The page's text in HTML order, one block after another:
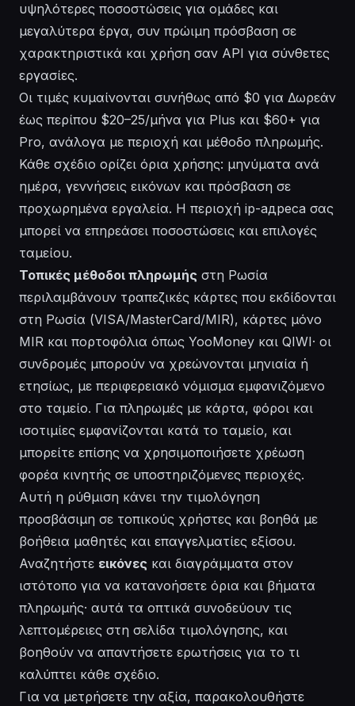
υψηλότερες ποσοστώσεις για ομάδες και
μεγαλύτερα έργα, συν πρώιμη πρόσβαση σε
χαρακτηριστικά και χρήση σαν API για σύνθετες
εργασίες.
Οι τιμές κυμαίνονται συνήθως από $0 για Δωρεάν
έως περίπου $20–25/μήνα για Plus και $60+ για
Pro, ανάλογα με περιοχή και μέθοδο πληρωμής.
Κάθε σχέδιο ορίζει όρια χρήσης: μηνύματα ανά
ημέρα, γεννήσεις εικόνων και πρόσβαση σε
προχωρημένα εργαλεία. Η περιοχή ip-адреса σας
μπορεί να επηρεάσει ποσοστώσεις και επιλογές
ταμείου.
Τοπικές μέθοδοι πληρωμής στη Ρωσία
περιλαμβάνουν τραπεζικές κάρτες που εκδίδονται
στη Ρωσία (VISA/MasterCard/MIR), κάρτες μόνο
MIR και πορτοφόλια όπως YooMoney και QIWI· οι
συνδρομές μπορούν να χρεώνονται μηνιαία ή
ετησίως, με περιφερειακό νόμισμα εμφανιζόμενο
στο ταμείο. Για πληρωμές με κάρτα, φόροι και
ισοτιμίες εμφανίζονται κατά το ταμείο, και
μπορείτε επίσης να χρησιμοποιήσετε χρέωση
φορέα κινητής σε υποστηριζόμενες περιοχές.
Αυτή η ρύθμιση κάνει την τιμολόγηση
προσβάσιμη σε τοπικούς χρήστες και βοηθά με
βοήθεια μαθητές και επαγγελματίες εξίσου.
Αναζητήστε εικόνες και διαγράμματα στον
ιστότοπο για να κατανοήσετε όρια και βήματα
πληρωμής· αυτά τα οπτικά συνοδεύουν τις
λεπτομέρειες στη σελίδα τιμολόγησης, και
βοηθούν να απαντήσετε ερωτήσεις για το τι
καλύπτει κάθε σχέδιο.
Για να μετρήσετε την αξία, παρακολουθήστε